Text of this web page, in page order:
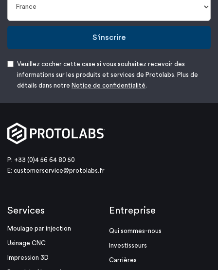
S'inscrire
Veuillez cocher cette case si vous souhaitez recevoir des
informations sur les produits et services de Protolabs. Plus de
détails dans notre Notice de confidentialité.
P: +33 (0)4 56 64 80 50
E: customerservice@protolabs.fr
Services
Moulage par injection
Usinage CNC
Impression 3D
Entreprise
Qui sommes-nous
Investisseurs
Carrières